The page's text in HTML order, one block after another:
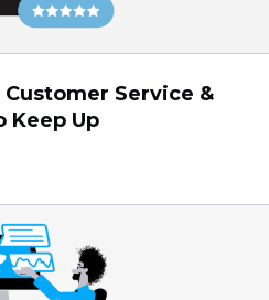
Service &
Keep Up